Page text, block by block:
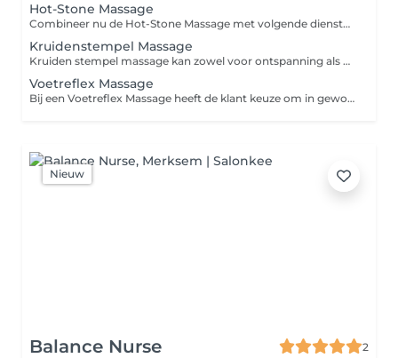
Hot-Stone Massage
Combineer nu de Hot-Stone Massage met volgende diensten en krijg €10 korting: *MOXA THERAPY *SOUND HEALING CONCERT *KRISTALLEN KLANK CONCERT *CHAKRA HEALING CONCERT
Kruidenstempel Massage
Kruiden stempel massage kan zowel voor ontspanning als voor revitalisering. Combineer nu de Kruidenstempel Massage met volgende diensten en krijg €10 korting: *MOXA THERAPY *SOUND HEALING CONCERT *KRISTALLEN KLANK CONCERT *CHAKRA HEALING CONCERT
Voetreflex Massage
Bij een Voetreflex Massage heeft de klant keuze om in gewone behandelstoel behandeld te worden of om op een elektrische massagetafel te gaan liggen, waarbij men en een lichaamsmassage en een voetreflexmassage tegelijk krijgt. Combineer nu de Voetreflex Massage met volgende diensten en krijg €10 korting: *MOXA THERAPY *SOUND HEALING CONCERT *KRISTALLEN KLANK CONCERT *CHAKRA HEALING CONCERT
Nieuw
Balance Nurse
2